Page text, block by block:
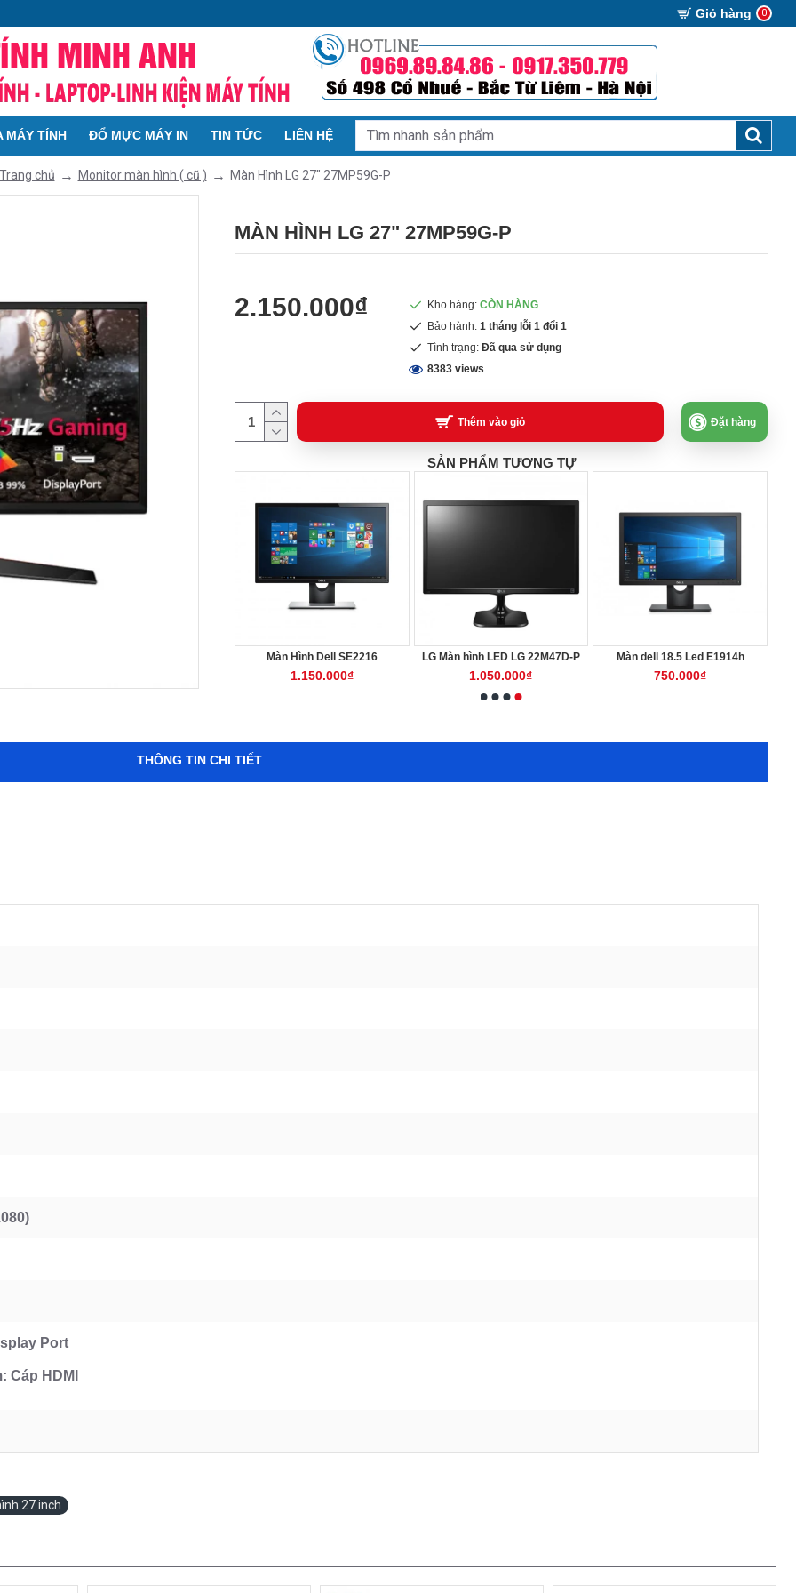
Giỏ hàng 0
MÁY TÍNH ĐỔ MỰC MÁY IN TIN TỨC LIÊN HỆ
Trang chủ Monitor màn hình ( cũ ) Màn Hình LG 27" 27MP59G-P
MÀN HÌNH LG 27" 27MP59G-P
2.150.000₫ Kho hàng: CÒN HÀNG
Bảo hành: 1 tháng lỗi 1 đổi 1
Tình trạng: Đã qua sử dụng
8383 views
Thêm vào giỏ Đặt hàng
SẢN PHẨM TƯƠNG TỰ
LG Màn hình LED LG 22M47D-P
1.050.000₫
Màn dell 18.5 Led E1914h
750.000₫
Màn hình 20 Dell E2016
850.000₫
THÔNG TIN CHI TIẾT
Port
Cáp HDMI
27 inch